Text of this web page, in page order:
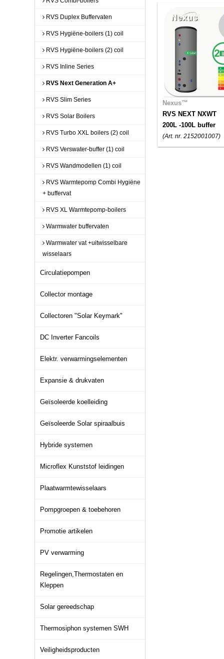
RVS Duplex Buffervaten
RVS Hygiëne-boilers (1) coil
RVS Hygiëne-boilers (2) coil
RVS Inline Series
RVS Next Generation A+
RVS Slim Series
RVS Solar Boilers
RVS Turbo XXL boilers (2) coil
RVS Verswater-buffer (1) coil
RVS Wandmodellen (1) coil
RVS Warmtepomp Combi Hygiëne
+ buffervat
RVS XL Warmtepomp-boilers
Warmwater buffervaten
Warmwater vat +uitwisselbare
wisselaars
Circulatiepompen
Collector montage
Collectoren "Solar Keymark"
DC Inverter Fancoils
Elektr. verwarmingselementen
Expansie & drukvaten
Geïsoleerde koelleiding
Geïsoleerde Solar spiraalbuis
Hybride systemen
Microflex Kunststof leidingen
Plaatwarmtewisselaars
Pompgroepen & toebehoren
Promotie artikelen
PV verwarming
Regelingen,Thermostaten en
Kleppen
Solar gereedschap
Thermosiphon systemen SWH
Veiligheidsproducten
Nexus™
RVS NEXT NXWT
200L -100L buffer
(Art. nr. 2152001007)